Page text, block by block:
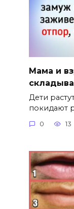
Мама и
Дети
покидают
0 13